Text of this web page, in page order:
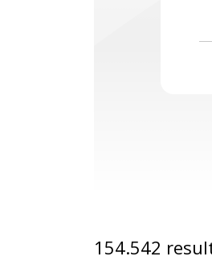
154.542